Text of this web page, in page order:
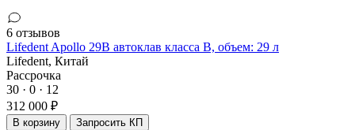
6 отзывов
Lifedent Apollo 29B автоклав класса В, объем: 29 л
Lifedent, Китай
Рассрочка
30 · 0 · 12
312 000 ₽
В корзину Запросить КП